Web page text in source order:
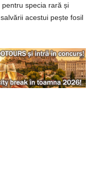
specia rară și
acestui pește fosil